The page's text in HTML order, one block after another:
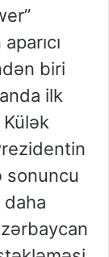
biri
ilk
Külək
sonuncu
daha